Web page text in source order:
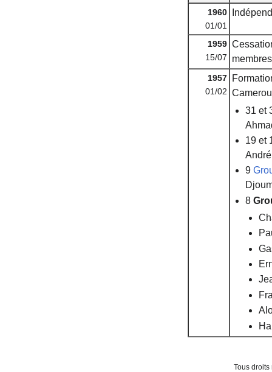
1960
01/01
1959
15/07
1957
01/02
31 et
19 et
9
8
Tous